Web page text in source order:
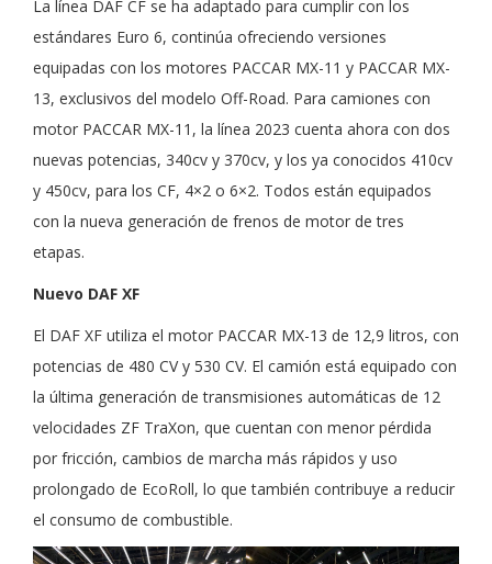
La línea DAF CF se ha adaptado para cumplir con los
estándares Euro 6, continúa ofreciendo versiones
equipadas con los motores PACCAR MX-11 y PACCAR MX-
13, exclusivos del modelo Off-Road. Para camiones con
motor PACCAR MX-11, la línea 2023 cuenta ahora con dos
nuevas potencias, 340cv y 370cv, y los ya conocidos 410cv
y 450cv, para los CF, 4×2 o 6×2. Todos están equipados
con la nueva generación de frenos de motor de tres
etapas.
Nuevo DAF XF
El DAF XF utiliza el motor PACCAR MX-13 de 12,9 litros, con
potencias de 480 CV y 530 CV. El camión está equipado con
la última generación de transmisiones automáticas de 12
velocidades ZF TraXon, que cuentan con menor pérdida
por fricción, cambios de marcha más rápidos y uso
prolongado de EcoRoll, lo que también contribuye a reducir
el consumo de combustible.